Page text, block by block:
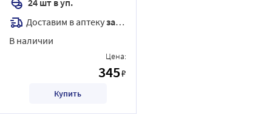
Доставим в аптекузавтра
В наличии
Цена:
345₽
Купить